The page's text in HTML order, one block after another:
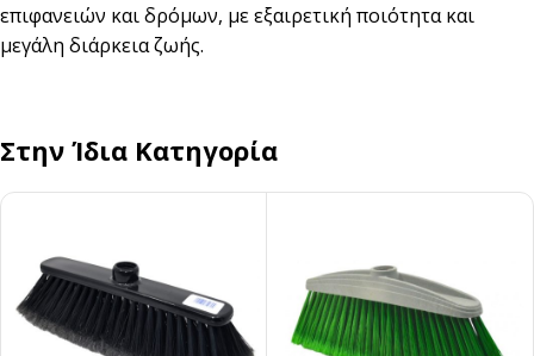
επιφανειών και δρόμων, με εξαιρετική ποιότητα και
μεγάλη διάρκεια ζωής.
Στην Ίδια Κατηγορία